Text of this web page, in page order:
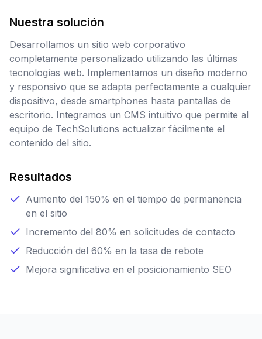
Nuestra solución
Desarrollamos un sitio web corporativo
completamente personalizado utilizando las últimas
tecnologías web. Implementamos un diseño moderno
y responsivo que se adapta perfectamente a cualquier
dispositivo, desde smartphones hasta pantallas de
escritorio. Integramos un CMS intuitivo que permite al
equipo de TechSolutions actualizar fácilmente el
contenido del sitio.
Resultados
Aumento del 150% en el tiempo de permanencia
en el sitio
Incremento del 80% en solicitudes de contacto
Reducción del 60% en la tasa de rebote
Mejora significativa en el posicionamiento SEO